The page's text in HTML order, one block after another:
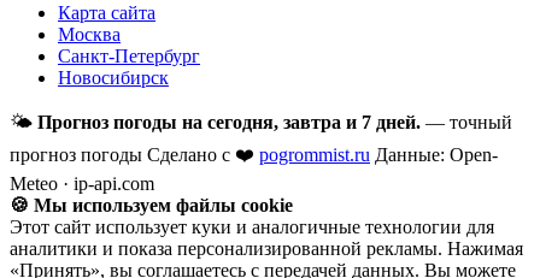
Карта сайта
Москва
Санкт-Петербург
Новосибирск
🌤 Прогноз погоды на сегодня, завтра и 7 дней. — точный
прогноз погоды Сделано с ❤️ pogrommist.ru Данные: Open-
Meteo · ip-api.com
🍪 Мы используем файлы cookie
Этот сайт использует куки и аналогичные технологии для
аналитики и показа персонализированной рекламы. Нажимая
«Принять», вы соглашаетесь с передачей данных. Вы можете